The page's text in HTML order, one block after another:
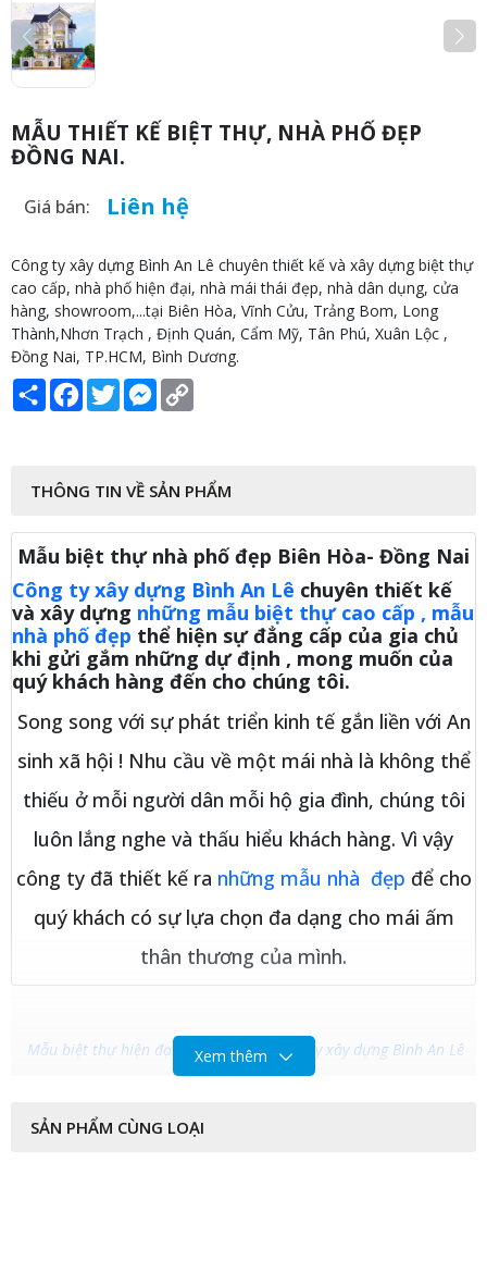
MẪU THIẾT KẾ BIỆT THỰ, NHÀ PHỐ ĐẸP
ĐỒNG NAI.
Giá bán: Liên hệ
Công ty xây dựng Bình An Lê chuyên thiết kế và xây dựng biệt thự
cao cấp, nhà phố hiện đại, nhà mái thái đẹp, nhà dân dụng, cửa
hàng, showroom,...tại Biên Hòa, Vĩnh Cửu, Trảng Bom, Long
Thành,Nhơn Trạch , Định Quán, Cẩm Mỹ, Tân Phú, Xuân Lộc ,
Đồng Nai, TP.HCM, Bình Dương.
Share Facebook
TwitterMessenger
THÔNG TIN VỀ SẢN PHẨM
Mẫu biệt thự nhà phố đẹp Biên Hòa- Đồng Nai
Công ty xây dựng Bình An Lê chuyên thiết kế
và xây dựng những mẫu biệt thự cao cấp , mẫu
nhà phố đẹp thể hiện sự đẳng cấp của gia chủ
khi gửi gắm những dự định , mong muốn của
quý khách hàng đến cho chúng tôi.
Song song với sự phát triển kinh tế gắn liền với An
sinh xã hội ! Nhu cầu về một mái nhà là không thể
thiếu ở mỗi người dân mỗi hộ gia đình, chúng tôi
luôn lắng nghe và thấu hiểu khách hàng. Vì vậy
công ty đã thiết kế ra những mẫu nhà đẹp để cho
quý khách có sự lựa chọn đa dạng cho mái ấm
thân thương của mình.
Mẫu biệt thự hiện đại, nhà phố đẹp công ty xây dựng Bình An Lê
Mẫu biệt thự hiện đại, nhà phố đẹp công ty xây dựng Bình An Lê
Xem thêm
SẢN PHẨM CÙNG LOẠI